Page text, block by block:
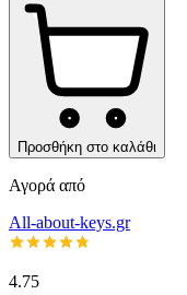
Προσθήκη στο καλάθι
Αγορά από
All-about-keys.gr
4.75